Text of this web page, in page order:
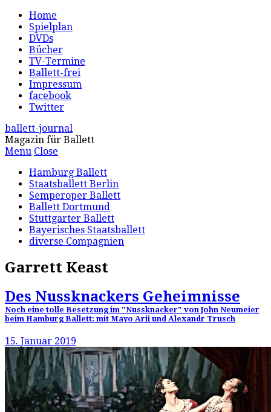
Home
Spielplan
DVDs
Bücher
TV-Termine
Ballett-frei
Impressum
facebook
Twitter
ballett-journal
Magazin für Ballett
Menu Close
Hamburg Ballett
Staatsballett Berlin
Semperoper Ballett
Ballett Dortmund
Stuttgarter Ballett
Bayerisches Staatsballett
diverse Compagnien
Garrett Keast
Des Nussknackers Geheimnisse
Noch eine tolle Besetzung im "Nussknacker" von John Neumeier
beim Hamburg Ballett: mit Mayo Arii und Alexandr Trusch
15. Januar 2019